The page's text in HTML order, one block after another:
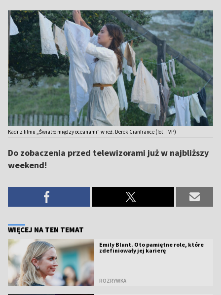
Kadr z filmu „Światło między oceanami” w reż. Derek Cianfrance (fot. TVP)
Do zobaczenia przed telewizorami już w najbliższy
weekend!
WIĘCEJ NA TEN TEMAT
Emily Blunt. Oto pamiętne role, które
zdefiniowały jej karierę
ROZRYWKA